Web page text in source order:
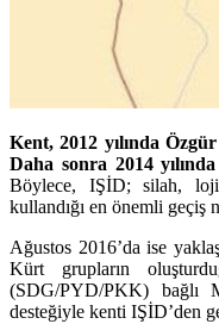
Kent, 2012 yılında
Daha sonra 2014
Böylece, IŞİD; silah,
kullandığı en önemli geçiş
Ağustos 2016’da ise
Kürt grupların
(SDG/PYD/PKK) bağlı
desteğiyle kenti IŞİD’den